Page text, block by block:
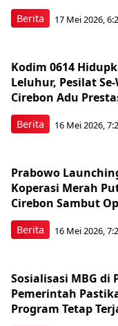
Berita 17 Mei 2026,
Berita
Kodim 0614
Leluhur, Pesilat
Cirebon Adu
16 Mei 2026,
Berita
Prabowo
Koperasi Merah
Cirebon Sambut
16 Mei 2026,
Sosialisasi MBG di
Pemerintah
Program Tetap